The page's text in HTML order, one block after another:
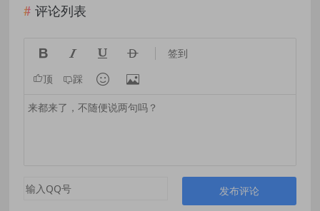
评论列表
    签到
顶 踩  
发布评论